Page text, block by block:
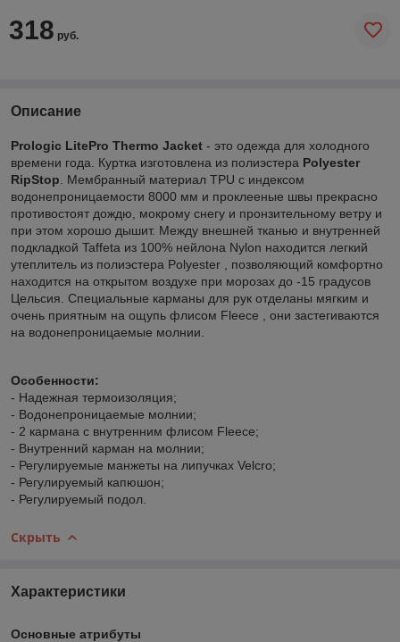
318 руб.
Описание
Prologic LitePro Thermo Jacket - это одежда для холодного
времени года. Куртка изготовлена из полиэстера Polyester
RipStop . Мембранный материал TPU с индексом
водонепроницаемости 8000 мм и проклееные швы прекрасно
противостоят дождю, мокрому снегу и пронзительному ветру и
при этом хорошо дышит. Между внешней тканью и внутренней
подкладкой Taffeta из 100% нейлона Nylon находится легкий
утеплитель из полиэстера Polyester , позволяющий комфортно
находится на открытом воздухе при морозах до -15 градусов
Цельсия. Специальные карманы для рук отделаны мягким и
очень приятным на ощупь флисом Fleece , они застегиваются
на водонепроницаемые молнии.
Особенности:
- Надежная термоизоляция;
- Водонепроницаемые молнии;
- 2 кармана с внутренним флисом Fleece;
- Внутренний карман на молнии;
- Регулируемые манжеты на липучках Velcro;
- Регулируемый капюшон;
- Регулируемый подол.
Скрыть
Характеристики
Основные атрибуты